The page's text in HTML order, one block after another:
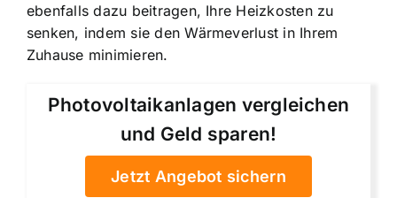
ebenfalls dazu beitragen, Ihre Heizkosten zu
senken, indem sie den Wärmeverlust in Ihrem
Zuhause minimieren.
Photovoltaikanlagen vergleichen
und Geld sparen!
Jetzt Angebot sichern